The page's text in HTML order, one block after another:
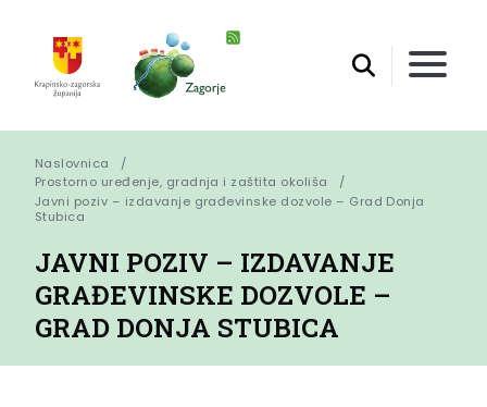
Naslovnica
Prostorno uređenje, gradnja i zaštita okoliša
Javni poziv – izdavanje građevinske dozvole – Grad Donja
Stubica
JAVNI POZIV – IZDAVANJE
GRAĐEVINSKE DOZVOLE –
GRAD DONJA STUBICA